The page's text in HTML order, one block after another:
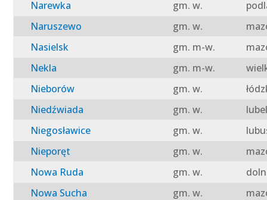
Narewka
gm. w.
Naruszewo
gm. w.
Nasielsk
gm. m-w.
Nekla
gm. m-w.
Nieborów
gm. w.
Niedźwiada
gm. w.
Niegosławice
gm. w.
Nieporęt
gm. w.
Nowa Ruda
gm. w.
Nowa Sucha
gm. w.